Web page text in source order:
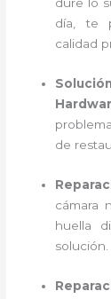
día, te
calidad
de
cámara
huella
solución.